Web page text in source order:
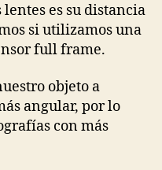
es su distancia
si utilizamos una
full frame.
objeto a
angular, por lo
con más